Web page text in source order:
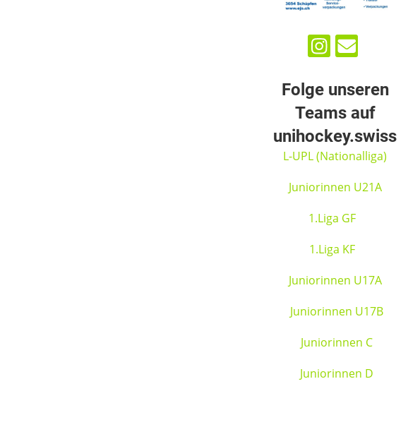
Folge unseren
Teams auf
unihockey.swiss
L-UPL (Nationalliga)
Juniorinnen U21A
1.Liga GF
1.Liga KF
Juniorinnen U17A
Juniorinnen U17B
Juniorinnen C
Juniorinnen D